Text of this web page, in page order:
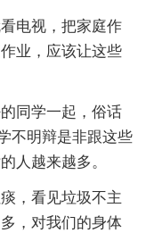
电视，把家庭作
业，应该让这些
同学一起，俗话
不明辩是非跟这些
人越来越多。
，看见垃圾不主
，对我们的身体